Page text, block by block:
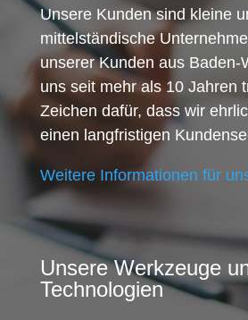
Unsere Kunden sind kleine
mittelständische
unserer Kunden aus Baden-
uns seit mehr als 10 Jahren
Zeichen dafür, dass wir
einen langfristigen
Weitere Informationen für
Unsere Werkzeuge
Technologien